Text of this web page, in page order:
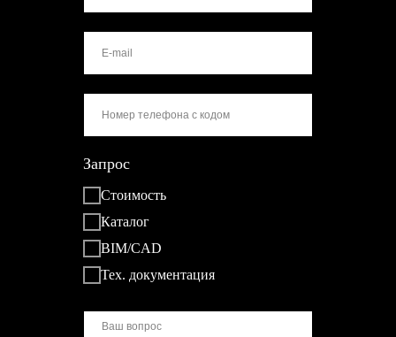
Запрос
Стоимость
Каталог
BIM/CAD
Тех. документация